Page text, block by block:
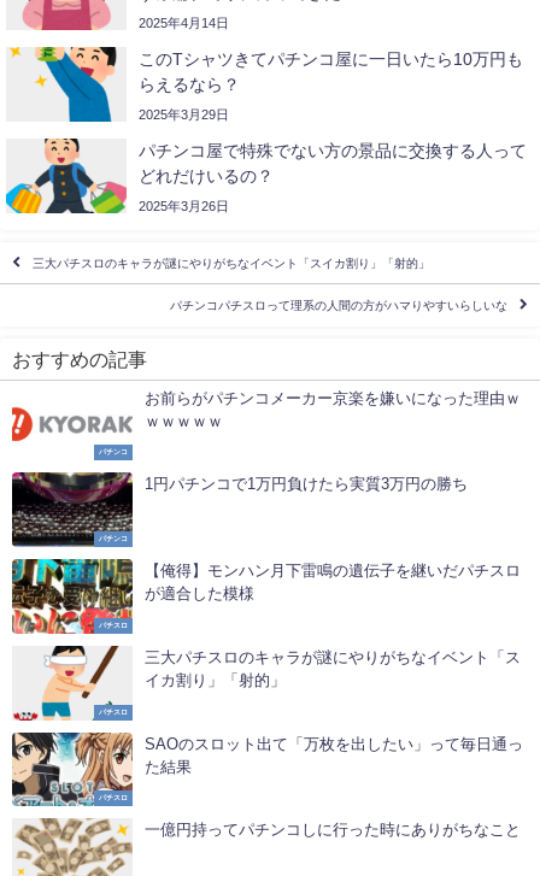
2025年4月14日
このTシャツきてパチンコ屋に一日いたら10万円も
らえるなら？
2025年3月29日
パチンコ屋で特殊でない方の景品に交換する人って
どれだけいるの？
2025年3月26日
三大パチスロのキャラが謎にやりがちなイベント「スイカ割り」「射的」
パチンコパチスロって理系の人間の方がハマりやすいらしいな
おすすめの記事
パチンコ
お前らがパチンコメーカー京楽を嫌いになった理由ｗ
ｗｗｗｗｗ
パチンコ
1円パチンコで1万円負けたら実質3万円の勝ち
パチスロ
【俺得】モンハン月下雷鳴の遺伝子を継いだパチスロ
が適合した模様
パチスロ
三大パチスロのキャラが謎にやりがちなイベント「ス
イカ割り」「射的」
パチスロ
SAOのスロット出て「万枚を出したい」って毎日通っ
た結果
一億円持ってパチンコしに行った時にありがちなこと